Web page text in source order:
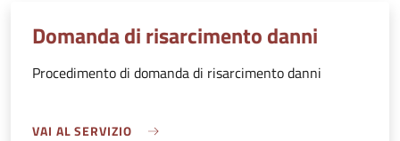
Domanda di risarcimento danni
Procedimento di domanda di risarcimento danni
VAI AL SERVIZIO